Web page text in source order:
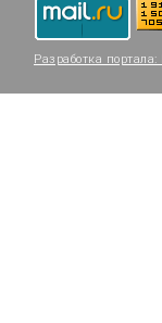
Разработка портала: